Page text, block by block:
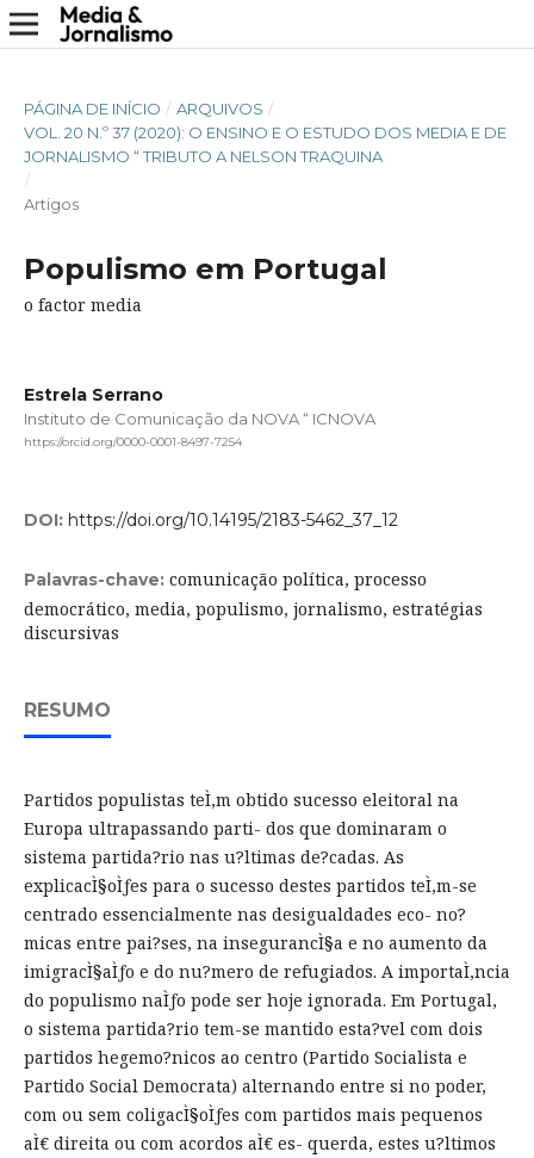
PÁGINA DE INÍCIO / ARQUIVOS /
VOL. 20 N.º 37 (2020): O ENSINO E O ESTUDO DOS MEDIA E DE
JORNALISMO “ TRIBUTO A NELSON TRAQUINA
/
Artigos
Populismo em Portugal
o factor media
Estrela Serrano
Instituto de Comunicação da NOVA “ ICNOVA
https://orcid.org/0000-0001-8497-7254
DOI: https://doi.org/10.14195/2183-5462_37_12
Palavras-chave: comunicação política, processo
democrático, media, populismo, jornalismo, estratégias
discursivas
RESUMO
Partidos populistas teÌ‚m obtido sucesso eleitoral na
Europa ultrapassando parti- dos que dominaram o
sistema partida?rio nas u?ltimas de?cadas. As
explicacÌ§oÌƒes para o sucesso destes partidos teÌ‚m-se
centrado essencialmente nas desigualdades eco- no?
micas entre pai?ses, na insegurancÌ§a e no aumento da
imigracÌ§aÌƒo e do nu?mero de refugiados. A importaÌ‚ncia
do populismo naÌƒo pode ser hoje ignorada. Em Portugal,
o sistema partida?rio tem-se mantido esta?vel com dois
partidos hegemo?nicos ao centro (Partido Socialista e
Partido Social Democrata) alternando entre si no poder,
com ou sem coligacÌ§oÌƒes com partidos mais pequenos
aÌ€ direita ou com acordos aÌ€ es- querda, estes u?ltimos